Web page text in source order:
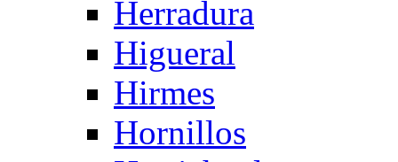
Herradura
Higueral
Hirmes
Hornillos